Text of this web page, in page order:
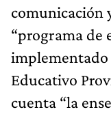
comunicación
“programa de
implementado
Educativo
cuenta “la